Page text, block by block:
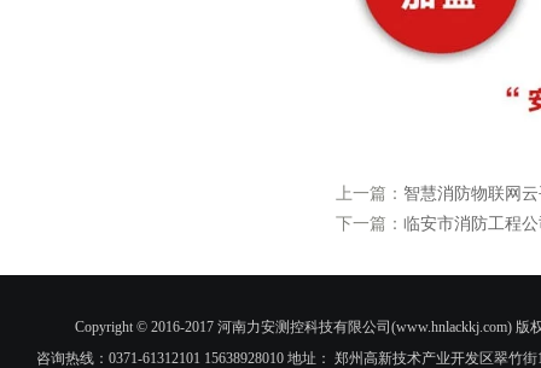
上一篇： 智慧消防物联网
下一篇： 临安市消防工程
Copyright © 2016-2017 河南力安测控科技有限公司(www.hnlackkj.com)
咨询热线：0371-61312101 15638928010 地址： 郑州高新技术产业开发区翠竹